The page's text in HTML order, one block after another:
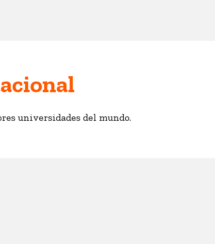
universidades del mundo.